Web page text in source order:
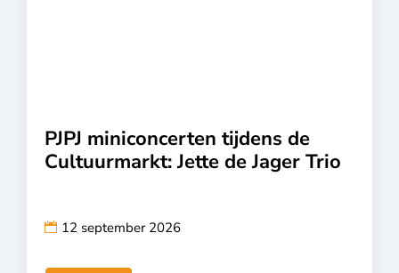
PJPJ miniconcerten tijdens de
Cultuurmarkt: Jette de Jager Trio
12 september 2026